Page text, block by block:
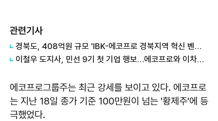
관련기사
경북도, 408억원 규모 'IBK-에코프로 경북지역 혁신 벤처펀드' 출범
이철우 도지사, 민선 9기 첫 기업 행보…에코프로와 이차전지 협력 강화
에코프로그룹주는 최근 강세를 보이고 있다. 에코프로
는 지난 18일 종가 기준 100만원이 넘는 '황제주'에 등
극했었다.